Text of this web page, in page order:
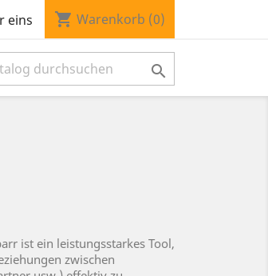
eins shopping_cart Warenkorb (0)

ist ein leistungsstarkes Tool,
zwischen